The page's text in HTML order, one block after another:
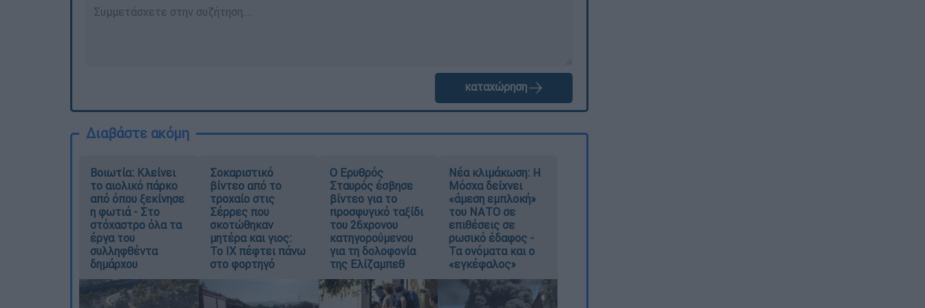
καταχώρηση
Διαβάστε ακόμη
Βοιωτία: Κλείνει
το αιολικό πάρκο
από όπου ξεκίνησε
η φωτιά - Στο
στόχαστρο όλα τα
έργα του
συλληφθέντα
δημάρχου
Σοκαριστικό
βίντεο από το
τροχαίο στις
Σέρρες που
σκοτώθηκαν
μητέρα και γιος:
Το ΙΧ πέφτει πάνω
στο φορτηγό
Ο Ερυθρός
Σταυρός έσβησε
βίντεο για το
προσφυγικό ταξίδι
του 26χρονου
κατηγορούμενου
για τη δολοφονία
της Ελίζαμπεθ
Νέα κλιμάκωση: Η
Μόσχα δείχνει
«άμεση εμπλοκή»
του ΝΑΤΟ σε
επιθέσεις σε
ρωσικό έδαφος -
Τα ονόματα και ο
«εγκέφαλος»